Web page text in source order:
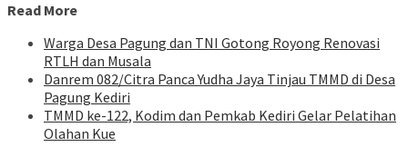
Read More
Warga Desa Pagung dan TNI Gotong Royong Renovasi
RTLH dan Musala
Danrem 082/Citra Panca Yudha Jaya Tinjau TMMD di Desa
Pagung Kediri
TMMD ke-122, Kodim dan Pemkab Kediri Gelar Pelatihan
Olahan Kue